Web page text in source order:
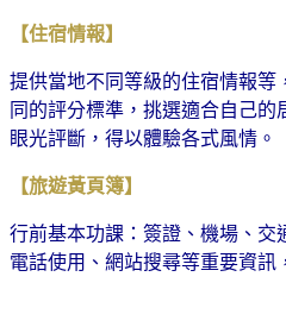
【住宿情報】
提供當地不同等級的住宿情報等
同的評分標準，挑選適合自己
眼光評斷，得以體驗各式風情。
【旅遊黃頁簿】
行前基本功課：簽證、機場、交
電話使用、網站搜尋等重要資訊